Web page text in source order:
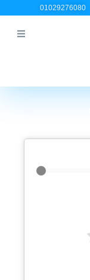
01029276080